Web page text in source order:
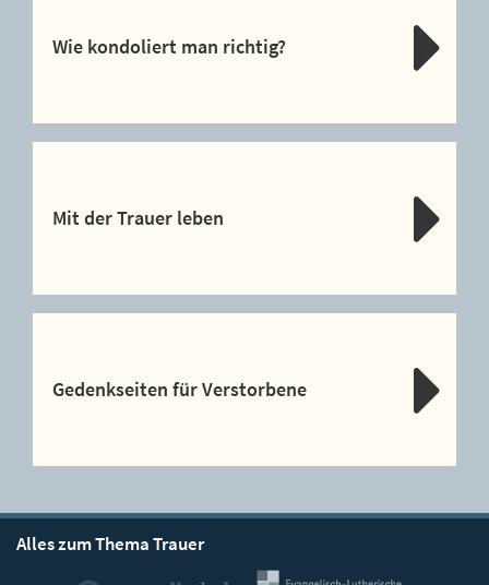
Wie kondoliert man richtig?
Mit der Trauer leben
Gedenkseiten für Verstorbene
Alles zum Thema Trauer